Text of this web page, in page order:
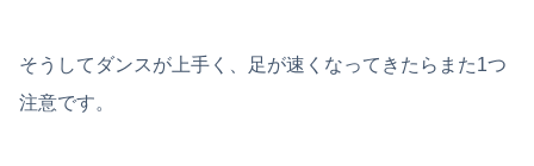
そうしてダンスが上手く、足が速くなってきたらまた1つ
注意です。